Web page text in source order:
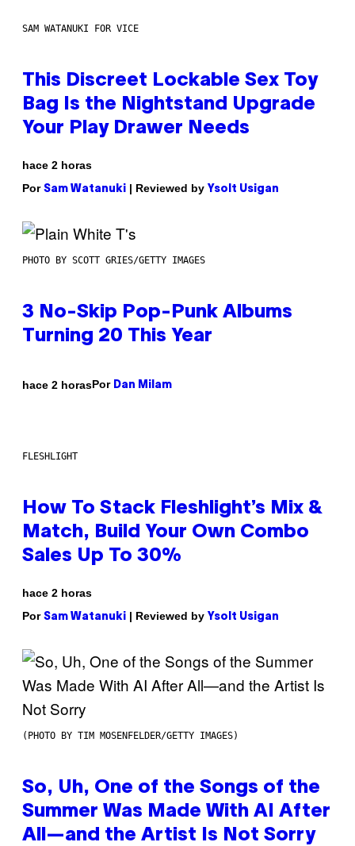
SAM WATANUKI FOR VICE
This Discreet Lockable Sex Toy
Bag Is the Nightstand Upgrade
Your Play Drawer Needs
hace 2 horas
Por Sam Watanuki | Reviewed by Ysolt Usigan
PHOTO BY SCOTT GRIES/GETTY IMAGES
3 No-Skip Pop-Punk Albums
Turning 20 This Year
hace 2 horasPor Dan Milam
FLESHLIGHT
How To Stack Fleshlight’s Mix &
Match, Build Your Own Combo
Sales Up To 30%
hace 2 horas
Por Sam Watanuki | Reviewed by Ysolt Usigan
(PHOTO BY TIM MOSENFELDER/GETTY IMAGES)
So, Uh, One of the Songs of the
Summer Was Made With AI After
All—and the Artist Is Not Sorry